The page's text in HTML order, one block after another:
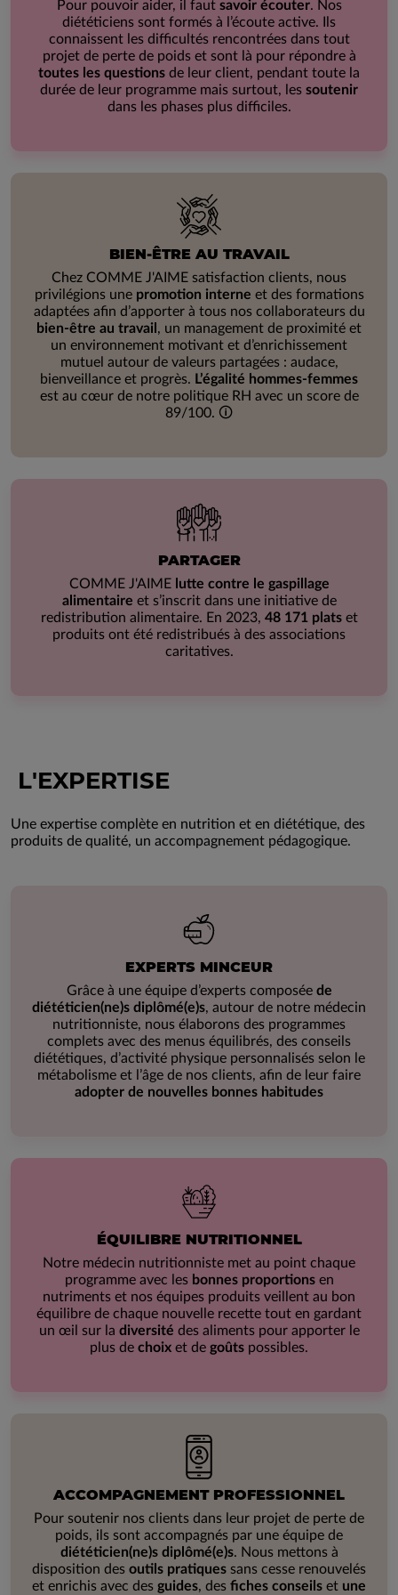
Pour pouvoir aider, il faut savoir écouter. Nos
diététiciens sont formés à l’écoute active. Ils
connaissent les difficultés rencontrées dans tout
projet de perte de poids et sont là pour répondre à
toutes les questions de leur client, pendant toute la
durée de leur programme mais surtout, les soutenir
dans les phases plus difficiles.
BIEN-ÊTRE AU TRAVAIL
Chez COMME J'AIME satisfaction clients, nous
privilégions une promotion interne et des formations
adaptées afin d’apporter à tous nos collaborateurs du
bien-être au travail , un management de proximité et
un environnement motivant et d’enrichissement
mutuel autour de valeurs partagées : audace,
bienveillance et progrès. L’égalité hommes-femmes
est au cœur de notre politique RH avec un score de
89/100. 🛈
PARTAGER
COMME J'AIME lutte contre le gaspillage
alimentaire et s’inscrit dans une initiative de
redistribution alimentaire. En 2023, 48 171 platset
produits ont été redistribués à des associations
caritatives.
L'EXPERTISE
Une expertise complète en nutrition et en diététique, des
produits de qualité, un accompagnement pédagogique.
EXPERTS MINCEUR
Grâce à une équipe d’experts composée de
diététicien(ne)s diplômé(e)s, autour de notre médecin
nutritionniste, nous élaborons des programmes
complets avec des menus équilibrés, des conseils
diététiques, d’activité physique personnalisés selon le
métabolisme et l’âge de nos clients, afin de leur faire
adopter de nouvelles bonnes habitudes
ÉQUILIBRE NUTRITIONNEL
Notre médecin nutritionniste met au point chaque
programme avec les bonnes proportionsen
nutriments et nos équipes produits veillent au bon
équilibre de chaque nouvelle recette tout en gardant
un œil sur la diversité des aliments pour apporter le
plus de choix et de goûts possibles.
ACCOMPAGNEMENT PROFESSIONNEL
Pour soutenir nos clients dans leur projet de perte de
poids, ils sont accompagnés par une équipe de
diététicien(ne)s diplômé(e)s. Nous mettons à
disposition des outils pratiques sans cesse renouvelés
et enrichis avec des guides, des fiches conseils et une